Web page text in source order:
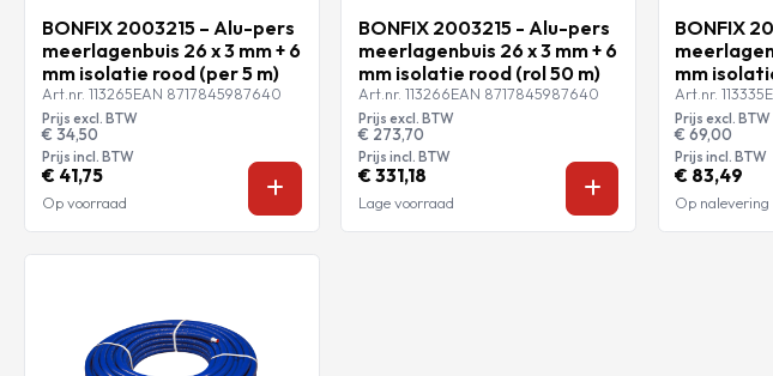
BONFIX 2003215 – Alu-pers
meerlagenbuis 26 x 3 mm + 6
mm isolatie rood (per 5 m)
Art.nr. 113265EAN 8717845987640
Prijs excl. BTW
€ 34,50
Prijs incl. BTW
€ 41,75
Op voorraad
BONFIX 2003215 - Alu-pers
meerlagenbuis 26 x 3 mm + 6
mm isolatie rood (rol 50 m)
Art.nr. 113266EAN 8717845987640
Prijs excl. BTW
€ 273,70
Prijs incl. BTW
€ 331,18
Lage voorraad
BONFIX
mm
Art.nr. 113335
Prijs excl. BTW
€ 69,00
Prijs incl. BTW
€ 83,49
Op nalevering